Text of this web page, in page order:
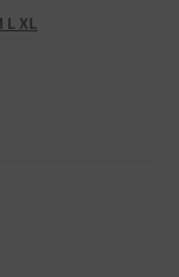
XL